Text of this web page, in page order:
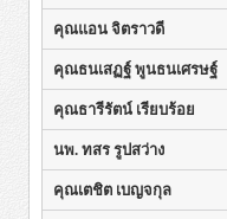
คุณแอน จิตราวดี
คุณธนเสฏฐ์ พูนธนเศรษฐ์
คุณธารีรัตน์ เรียบร้อย
นพ. ทสร รูปสว่าง
คุณเตชิต เบญจกุล